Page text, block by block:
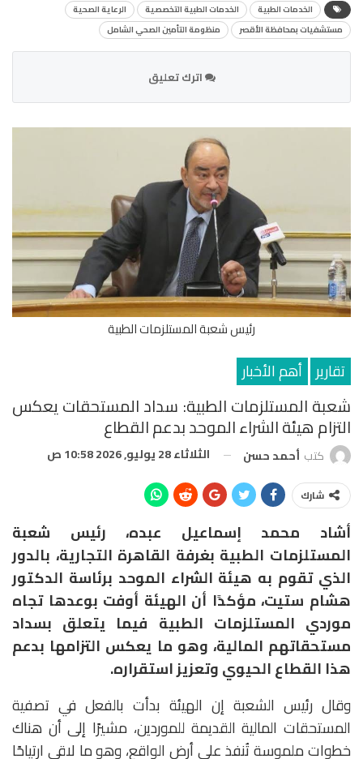
الخدمات الطبية الخدمات الطبية التخصصية
الرعاية الصحية
مستشفيات بمحافظة الأقصر
منظومة التأمين الصحي الشامل
اترك تعليق
رئيس شعبة المستلزمات الطبية
تقارير أهم الأخبار
شعبة المستلزمات الطبية: سداد المستحقات يعكس
التزام هيئة الشراء الموحد بدعم القطاع
كتب أحمد حسن الثلاثاء 28 يوليو, 2026 10:58 ص
شارك
أشاد محمد إسماعيل عبده، رئيس شعبة
المستلزمات الطبية بغرفة القاهرة التجارية، بالدور
الذي تقوم به هيئة الشراء الموحد برئاسة الدكتور
هشام ستيت، مؤكدًا أن الهيئة أوفت بوعدها تجاه
موردي المستلزمات الطبية فيما يتعلق بسداد
مستحقاتهم المالية، وهو ما يعكس التزامها بدعم
هذا القطاع الحيوي وتعزيز استقراره.
وقال رئيس الشعبة إن الهيئة بدأت بالفعل في تصفية
المستحقات المالية القديمة للموردين، مشيرًا إلى أن هناك
خطوات ملموسة تُنفذ على أرض الواقع، وهو ما لاقى ارتياحًا